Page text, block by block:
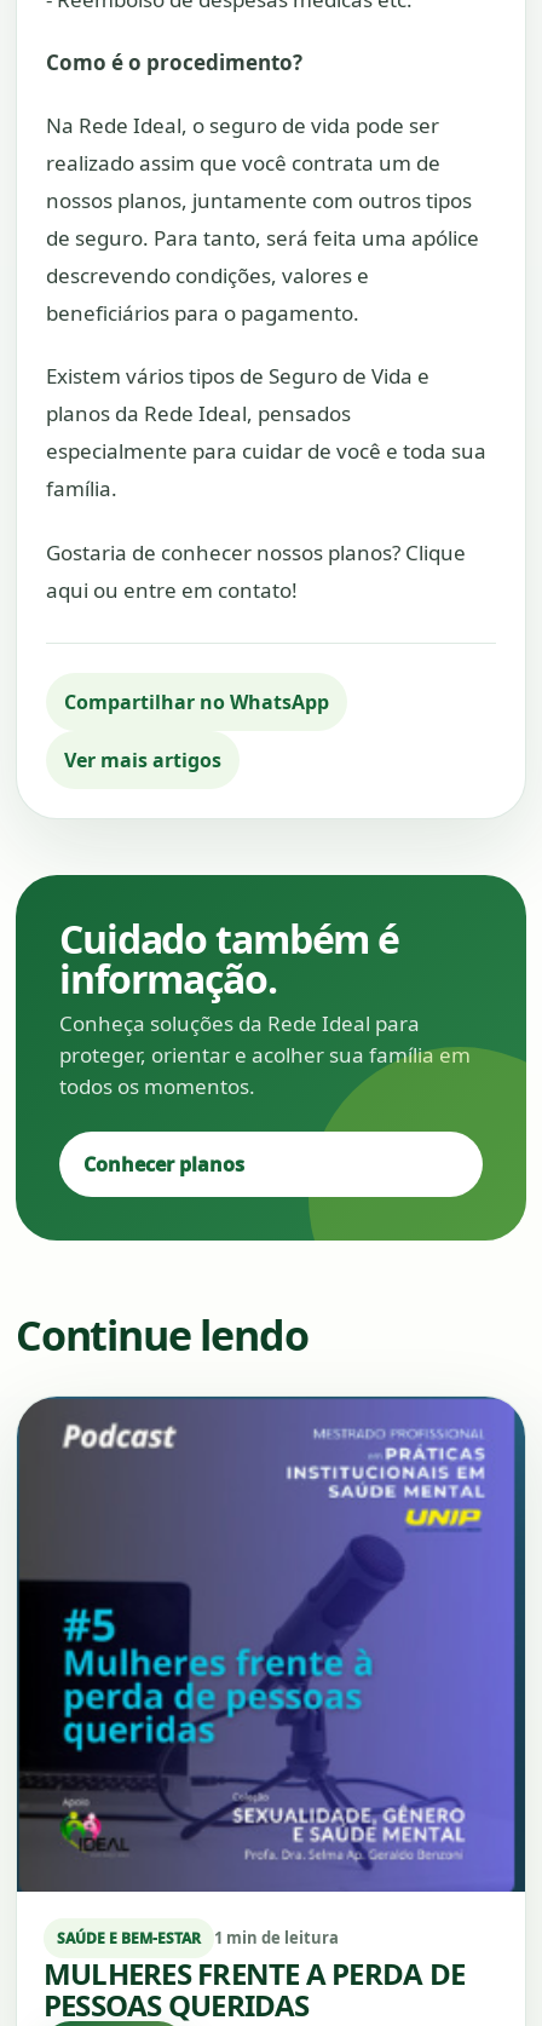
Como é o procedimento?
Na Rede Ideal, o seguro de vida pode ser
realizado assim que você contrata um de
nossos planos, juntamente com outros tipos
de seguro. Para tanto, será feita uma apólice
descrevendo condições, valores e
beneficiários para o pagamento.
Existem vários tipos de Seguro de Vida e
planos da Rede Ideal, pensados
especialmente para cuidar de você e toda sua
família.
Gostaria de conhecer nossos planos? Clique
aqui ou entre em contato!
Compartilhar no WhatsApp
Ver mais artigos
Cuidado também é
informação.
Conheça soluções da Rede Ideal para
proteger, orientar e acolher sua família em
todos os momentos.
Conhecer planos
Continue lendo
SAÚDE E BEM-ESTAR 1 min de leitura
MULHERES FRENTE A PERDA DE
PESSOAS QUERIDAS